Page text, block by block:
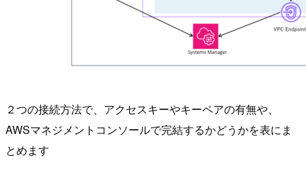
２つの接続方法で、アクセスキーやキーペアの有無や、
AWSマネジメントコンソールで完結するかどうかを表にま
とめます